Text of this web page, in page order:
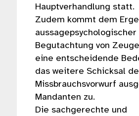
Hauptverhandlung statt.
Zudem kommt dem
aussagepsychologischer
Begutachtung von
eine entscheidende
das weitere Schicksal
Missbrauchsvorwurf
Mandanten zu.
Die sachgerechte und